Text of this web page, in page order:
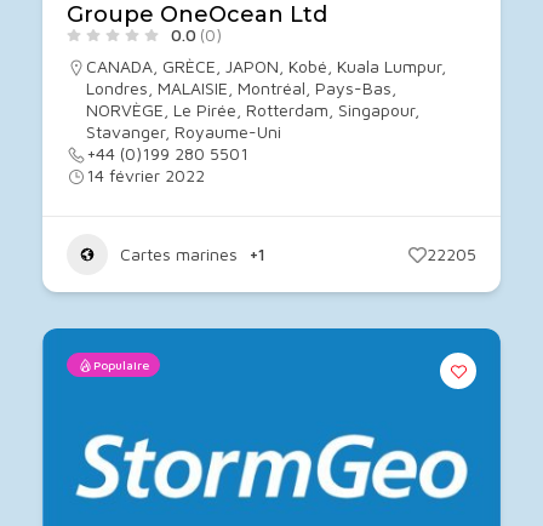
Groupe OneOcean Ltd
0.0 (0)
CANADA GRÈCE JAPON Kobé Kuala Lumpur,
Londres MALAISIE Montréal Pays-Bas
NORVÈGE Le Pirée Rotterdam Singapour,
Stavanger, Royaume-Uni
+44 (0)199 280 5501
14 février 2022
Cartes marines +1 22205
Populaire